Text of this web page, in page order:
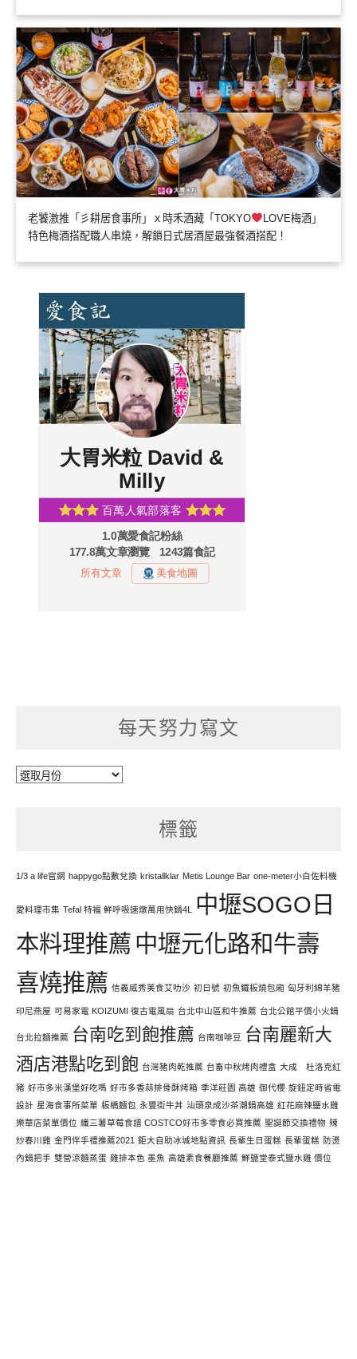
老饕激推「彡耕居食事所」ｘ時禾酒藏「TOKYO
LOVE梅酒」
特色梅酒搭配職人串燒，解鎖日式居酒屋最強餐酒搭配！
每天努力寫文
每
標籤
1/3 a life官網 happygo點數兌換 kristallklar Metis Lounge Bar one-meter小白佐料機
愛料理市集 Tefal 特福 鮮呼吸速燉萬用快鍋4L
中壢SOGO日
本料理推薦 中壢元化路和牛壽
喜燒推薦 信義威秀美食艾叻沙 初日號 初魚鐵板燒包廂 匈牙利綿羊豬
印尼燕屋 可易家電 KOIZUMI 復古電風扇 台北中山區和牛推薦 台北公館平價小火鍋
台北拉麵推薦 台南吃到飽推薦 台南咖啡豆 台南麗新大
酒店港點吃到飽 台灣豬肉乾推薦 台畜中秋烤肉禮盒 大成 杜洛克紅
豬 好市多米漢堡好吃嗎 好市多香蒜排骨酥烤箱 季洋莊園 高雄 御代櫻 旋鈕定時省電
設計 星海食事所菜單 板橋麵包 永豐街牛丼 汕頭泉成沙茶潮鍋高雄 紅花麻辣鹽水雞
樂華店菜單價位 纖三薯草莓食譜 COSTCO好市多零食必買推薦 聖誕節交換禮物 辣
炒春川雞 金門伴手禮推薦2021 鉅大自助冰城地點資訊 長輩生日蛋糕 長輩蛋糕 防燙
內鍋把手 雙營涼麵蒸蛋 雞排本色 墨魚 高雄素食餐廳推薦 鮮鹽堂泰式鹽水雞 價位